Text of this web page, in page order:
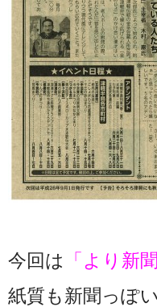
今回は 「より新
紙質も新聞っぽい